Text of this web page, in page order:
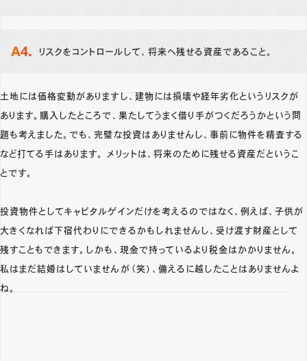
リスクをコントロールして、将来へ残せる資産であること。
土地には価格変動がありますし、建物には損壊や経年劣化というリスクが
あります。購入したところで、果たしてうまく借り手がつくだろうかという問
題も考えました。でも、完璧な投資はありませんし、事前に物件を精査する
など打てる手はあります。 メリットは、将来のために残せる資産だというこ
とです。
投資物件としてキャピタルゲインだけを考えるのではなく、例えば、子供が
大きくなれば下宿代わりにできるかもしれませんし、受け渡す財産として
残すこともできます。しかも、現金で持っているより税金はかかりません。
私はまだ結婚はしていませんが（笑）、備えるに越したことはありませんよ
ね。